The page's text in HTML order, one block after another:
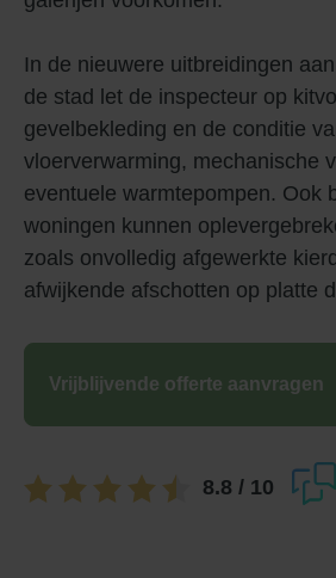
In de nieuwere uitbreidingen
de stad let de inspecteur op
gevelbekleding en de conditie
vloerverwarming, mechanische
eventuele warmtepompen. Ook
woningen kunnen
zoals onvolledig afgewerkte
afwijkende afschotten op platte
Vrijblijvende offerte aanvragen
8.8 / 10